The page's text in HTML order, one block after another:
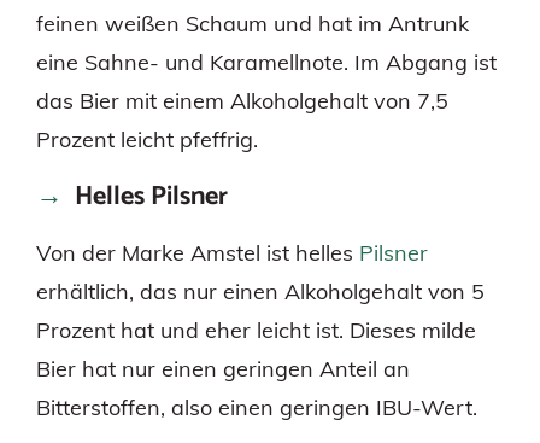
feinen weißen Schaum und hat im Antrunk
eine Sahne- und Karamellnote. Im Abgang ist
das Bier mit einem Alkoholgehalt von 7,5
Prozent leicht pfeffrig.
Helles Pilsner
Von der Marke Amstel ist helles Pilsner
erhältlich, das nur einen Alkoholgehalt von 5
Prozent hat und eher leicht ist. Dieses milde
Bier hat nur einen geringen Anteil an
Bitterstoffen, also einen geringen IBU-Wert.